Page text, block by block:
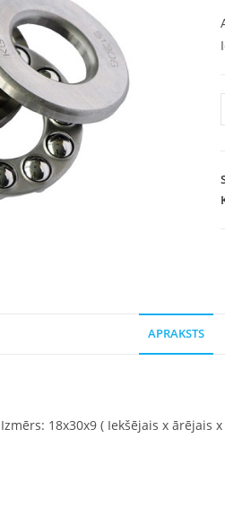
APRAKSTS
18x30x9 ( Iekšējais x